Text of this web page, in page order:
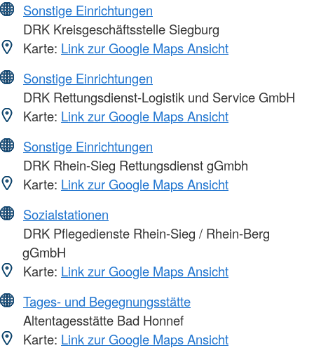
Sonstige Einrichtungen
DRK Kreisgeschäftsstelle Siegburg
Karte: Link zur Google Maps Ansicht
Sonstige Einrichtungen
DRK Rettungsdienst-Logistik und Service GmbH
Karte: Link zur Google Maps Ansicht
Sonstige Einrichtungen
DRK Rhein-Sieg Rettungsdienst gGmbh
Karte: Link zur Google Maps Ansicht
Sozialstationen
DRK Pflegedienste Rhein-Sieg / Rhein-Berg
gGmbH
Karte: Link zur Google Maps Ansicht
Tages- und Begegnungsstätte
Altentagesstätte Bad Honnef
Karte: Link zur Google Maps Ansicht